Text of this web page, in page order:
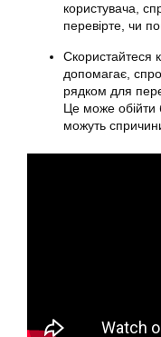
користувача,
перевірте, чи
Скористайтеся
допомагає,
рядком для
Це може обійти
можуть